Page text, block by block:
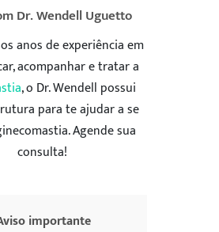
Dr. Wendell Uguetto
anos de experiência em
acompanhar e tratar a
, o Dr. Wendell possui
para te ajudar a se
Agende sua
consulta!
importante
ENVIAR